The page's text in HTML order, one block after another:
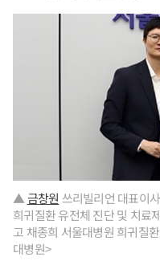
▲금창원 쓰리빌리언 대표이
희귀질환 유전체 진단 및 치료
고 채종희 서울대병원 희귀질
대병원>